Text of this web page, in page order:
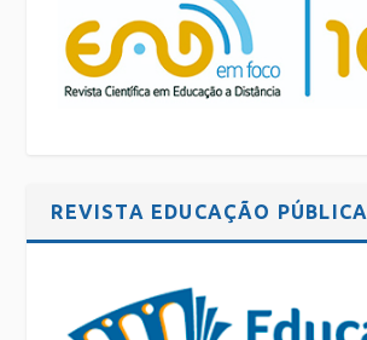
REVISTA EDUCAÇÃO PÚBLICA